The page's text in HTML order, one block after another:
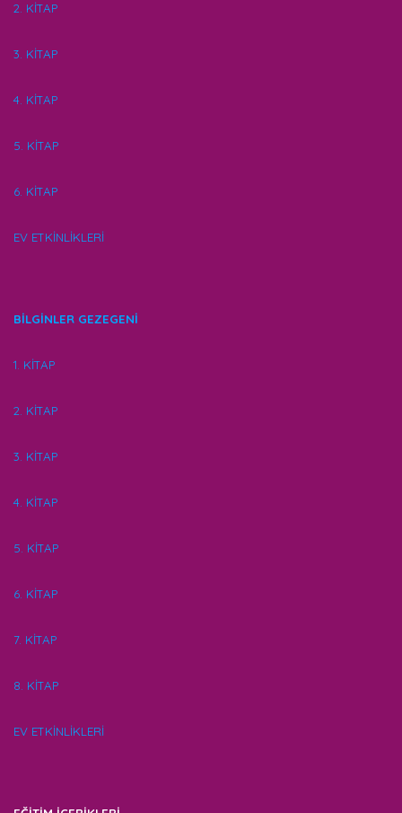
2. KİTAP
3. KİTAP
4. KİTAP
5. KİTAP
6. KİTAP
EV ETKİNLİKLERİ
BİLGİNLER GEZEGENİ
1. KİTAP
2. KİTAP
3. KİTAP
4. KİTAP
5. KİTAP
6. KİTAP
7. KİTAP
8. KİTAP
EV ETKİNLİKLERİ